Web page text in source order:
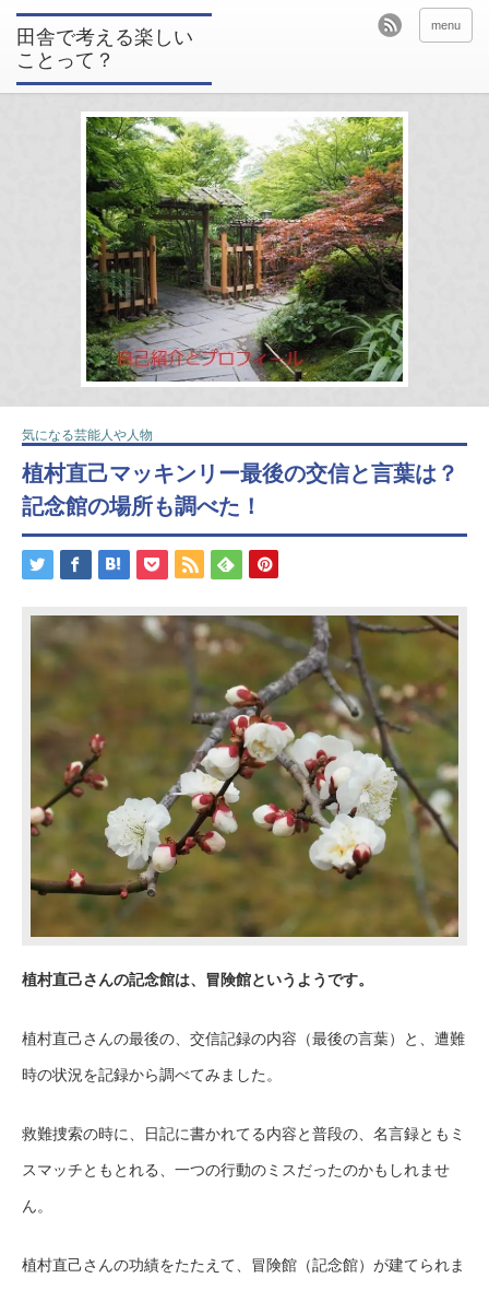
田舎で考える楽しい
ことって？
menu
気になる芸能人や人物
植村直己マッキンリー最後の交信と言葉は？
記念館の場所も調べた！
植村直己さんの記念館は、冒険館というようです。
植村直己さんの最後の、交信記録の内容（最後の言葉）と、遭難
時の状況を記録から調べてみました。
救難捜索の時に、日記に書かれてる内容と普段の、名言録ともミ
スマッチともとれる、一つの行動のミスだったのかもしれませ
ん。
植村直己さんの功績をたたえて、冒険館（記念館）が建てられま